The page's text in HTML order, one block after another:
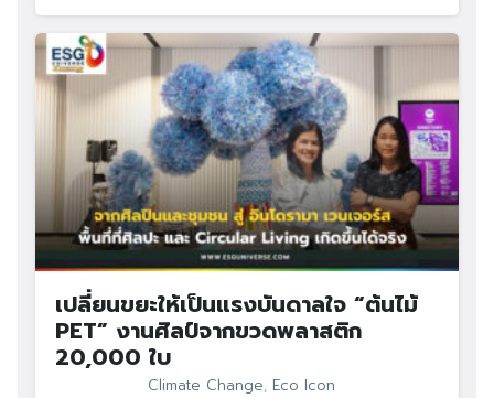
เปลี่ยนขยะให้เป็นแรงบันดาลใจ “ต้นไม้
PET” งานศิลป์จากขวดพลาสติก
20,000 ใบ
Climate Change, Eco Icon